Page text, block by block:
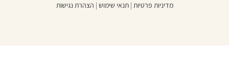
מדיניות פרטיות |תנאי שימוש | הצהרת נגישות